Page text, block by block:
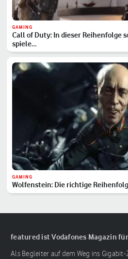
GAMING
Call of Duty: In dieser Reihenfolge
spiele…
GAMING
Wolfenstein: Die richtige
featured ist Vodafones Magazin
Als Begleiter auf dem Weg ins